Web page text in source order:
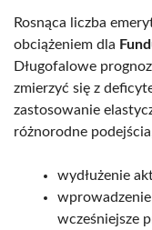
Rosnąca liczba
obciążeniem dla
Długofalowe
zmierzyć się z
zastosowanie
różnorodne
wydłużenie
wcześniejsze